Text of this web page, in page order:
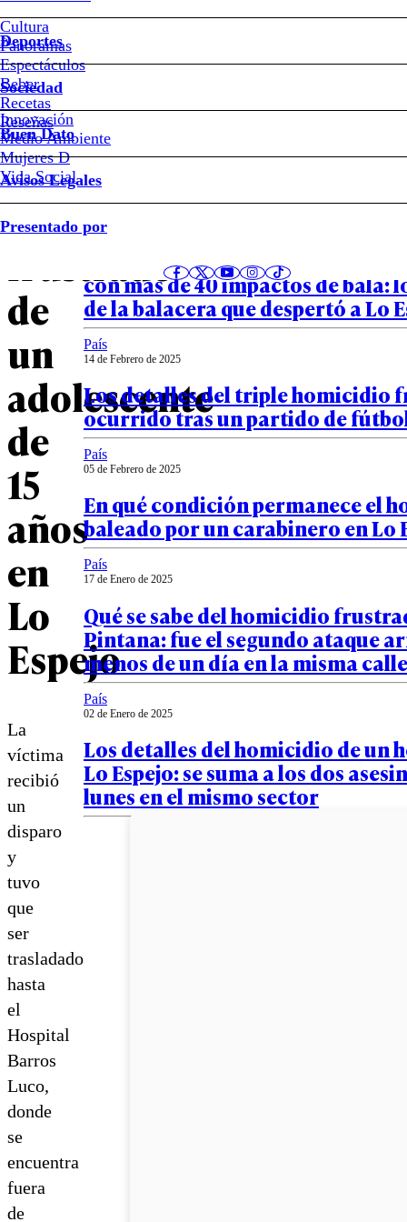
Cultura
Panoramas
Espectáculos
Beber
Recetas
Reseñas
Deportes
Sociedad
Innovación
Medio Ambiente
Mujeres D
Vida Social
Buen Dato
Avisos Legales
Presentado por
fue
cómo
ocurrió
el
homicidio
frustrado
de
un
adolescente
de
15
años
en
Lo
Espejo
La
víctima
recibió
un
disparo
y
tuvo
que
ser
trasladado
hasta
el
Hospital
Barros
Luco,
donde
se
encuentra
fuera
de
Notas relacionadas
01 de Abril de 2025
Más de 500 cartuchos incautados
con más de 40 impactos de bala:
de la balacera que despertó a Lo
País
14 de Febrero de 2025
Los detalles del triple homicidio
ocurrido tras un partido de fútbol
País
05 de Febrero de 2025
En qué condición permanece el
baleado por un carabinero en Lo
País
17 de Enero de 2025
Qué se sabe del homicidio
Pintana: fue el segundo ataque
menos de un día en la misma calle
País
02 de Enero de 2025
Los detalles del homicidio de un
Lo Espejo: se suma a los dos
lunes en el mismo sector